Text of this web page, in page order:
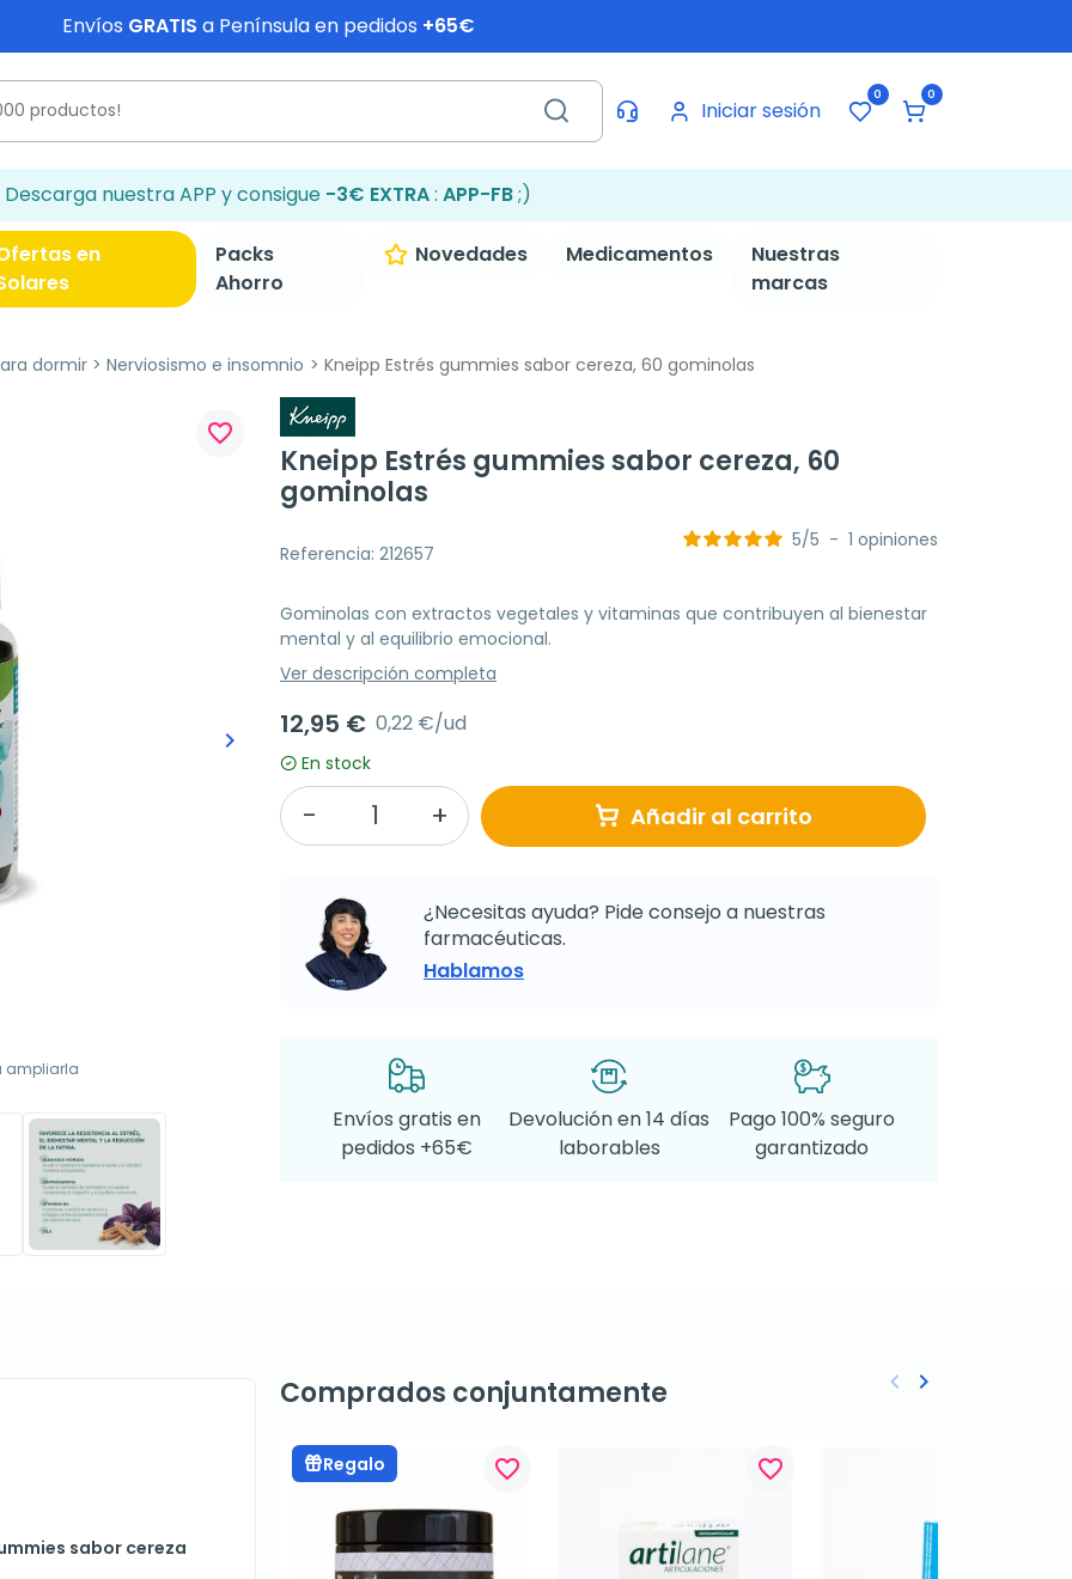
Envíos GRATIS a Península en pedidos +65€
Iniciar sesión
0 0
Descarga nuestra APP y consigue -3€ EXTRA: APP-FB;)
en
Packs
Ahorro
Novedades Medicamentos
Nuestras
marcas
dormir Nerviosismo e insomnio Kneipp Estrés gummies sabor cereza, 60 gominolas
Siguiente
keyboard_arrow_right
ampliarla
favorite_border
Kneipp Estrés gummies sabor cereza, 60
gominolas
Referencia: 212657
5/5 - 1 opiniones
Gominolas con extractos vegetales y vitaminas que contribuyen al bienestar
mental y al equilibrio emocional.
Ver descripción completa
12,95 € 0,22 €/ud
En stock
Añadir al carrito
¿Necesitas ayuda? Pide consejo a nuestras
farmacéuticas.
Hablamos
Envíos gratis en
pedidos +65€
Devolución en 14 días
laborables
Pago 100% seguro
garantizado
sabor cereza
Comprados conjuntamente
Regalo favorite_border favorite_border
Anterior
keyboard_arrow_left Siguiente
keyboard_arrow_right